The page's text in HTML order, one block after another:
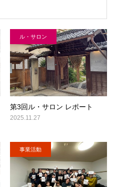
ル・サロン
第3回ル・サロン レポート
2025.11.27
事業活動